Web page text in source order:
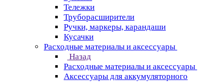
Тележки
Труборасширители
Ручки, маркеры, карандаши
Кусачки
Расходные материалы и аксессуары
Назад
Расходные материалы и аксессуары
Аксессуары для аккумуляторного